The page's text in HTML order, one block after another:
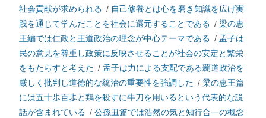
社会貢献が求められる / 自己修養とは心を磨き知識を広げ実
践を通じて学んだことを社会に還元することである / 梁の恵
王編では仁政と王道政治の理念が中心テーマである / 孟子は
民の意見を尊重し政策に反映させることが社会の安定と繁栄
をもたらすと考えた / 孟子は力による支配である覇道政治を
厳しく批判し道徳的な統治の重要性を強調した / 梁の恵王篇
には五十歩百歩と鶏を殺すに牛刀を用いるという代表的な説
話が含まれている / 公孫丑篇では浩然の気と知行合一の概念